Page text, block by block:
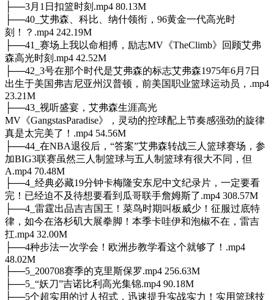
├──3月1日扣篮时刻.mp4 80.13M
├──40_艾弗森、科比、纳什领衔，96黄金一代高光时
刻！？.mp4 242.19M
├──41_赛场上我以命相搏，励志MV《TheClimb》回顾艾弗
森高光时刻.mp4 42.52M
├──42_3号在那个时代是艾弗森的标志艾弗森1975年6月7日
出生于美国弗吉尼亚州汉普顿，前美国职业篮球运动员，.mp4
23.21M
├──43_视听盛宴，艾弗森生涯高光
MV《GangstasParadise》，灵动的控球配上节奏感强劲的旋律
真是太完美了！.mp4 54.56M
├──44_在NBA退役后，“答案”艾弗森转战三人篮球赛场，参
加BIG3联赛虽然三人制篮球与五人制篮球有很大不同，但
A.mp4 70.48M
├──4_经典必藏19分钟卡梅隆安东尼中文纪录片，一定要看
完！已经迫不及待想要看到瓜哥联手詹姆斯了.mp4 308.57M
├──4_雷霆出品吉吉国王！菜鸟时期叫板威少！征服过底特
律，如今在洛杉矶大展拳脚！本季卡哇伊和泡椒不在，雷吉
扛.mp4 32.00M
├──4种步法一次学会！欧洲步教学看这个就够了！.mp4
48.02M
├──5_200708赛季的克里斯保罗.mp4 256.63M
├──5_“妖刀”吉诺比利高光集锦.mp4 90.18M
├──5个超实用的过人招式，迅速提升实战实力！实用篮球技